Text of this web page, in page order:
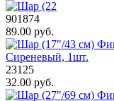
901874
89.00 руб.
23125
32.00 руб.